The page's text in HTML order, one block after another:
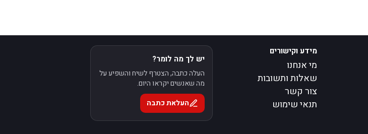
מידע וקישורים
מי אנחנו
שאלות ותשובות
צור קשר
תנאי שימוש
יש לך מה לומר?
העלה כתבה, הצטרף לשיח והשפיע על
מה שאנשים יקראו היום.
העלאת כתבה